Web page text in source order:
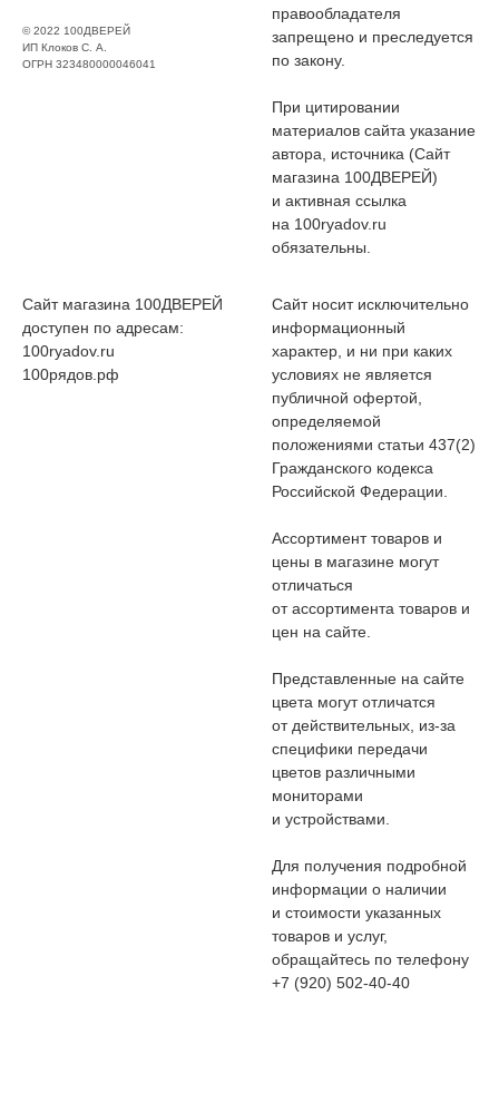
© 2022 100ДВЕРЕЙ
ИП Клоков С. А.
ОГРН 323480000046041
правообладателя
запрещено и преследуется
по закону.
При цитировании
материалов сайта указание
автора, источника (Сайт
магазина 100ДВЕРЕЙ)
и активная ссылка
на 100ryadov.ru
обязательны.
Сайт магазина 100ДВЕРЕЙ
доступен по адресам:
100ryadov.ru
100рядов.рф
Сайт носит исключительно
информационный
характер, и ни при каких
условиях не является
публичной офертой,
определяемой
положениями статьи 437(2)
Гражданского кодекса
Российской Федерации.
Ассортимент товаров и
цены в магазине могут
отличаться
от ассортимента товаров и
цен на сайте.
Представленные на сайте
цвета могут отличатся
от действительных, из-за
специфики передачи
цветов различными
мониторами
и устройствами.
Для получения подробной
информации о наличии
и стоимости указанных
товаров и услуг,
обращайтесь по телефону
+7 (920) 502-40-40